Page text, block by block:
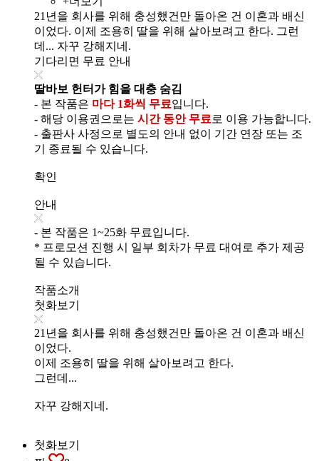
21년을 회사를 위해 충성했건만 돌아온 건 이혼과 배신
이었다. 이제 조용히 딸을 위해 살아보려고 한다. 그런
데... 자꾸 강해지네.
기다리면 무료 안내
딸바보 헌터가 힘을 대충 숨김
- 본 작품은 마다 1화씩 무료입니다.
- 해당 이용권으로는 시간 동안 무료 로 이용 가능합니다.
- 출판사 사정으로 별도의 안내 없이 기간 연장 또는 조
기 종료될 수 있습니다.
확인
안내
- 본 작품은 1~25화 무료입니다.
* 프로모션 진행 시 일부 회차가 무료 대여로 추가 제공
될 수 있습니다.
작품소개
첫화보기
21년을 회사를 위해 충성했건만 돌아온 건 이혼과 배신
이었다.
이제 조용히 딸을 위해 살아보려고 한다.
그런데...
자꾸 강해지네.
첫화보기